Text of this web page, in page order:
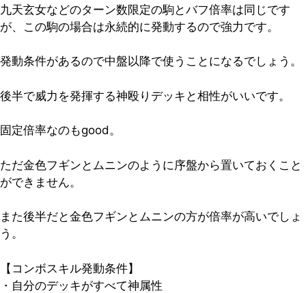
九天玄女などのターン数限定の駒とバフ倍率は同じです
が、この駒の場合は永続的に発動するので強力です。
発動条件があるので中盤以降で使うことになるでしょう。
後半で威力を発揮する神殴りデッキと相性がいいです。
固定倍率なのもgood。
ただ金色フギンとムニンのように序盤から置いておくこと
ができません。
また後半だと金色フギンとムニンの方が倍率が高いでしょ
う。
【コンボスキル発動条件】
・自分のデッキがすべて神属性